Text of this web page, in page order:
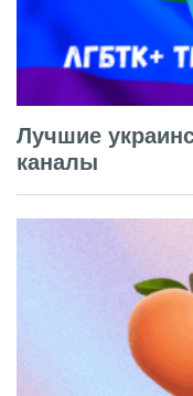
Лучшие
каналы